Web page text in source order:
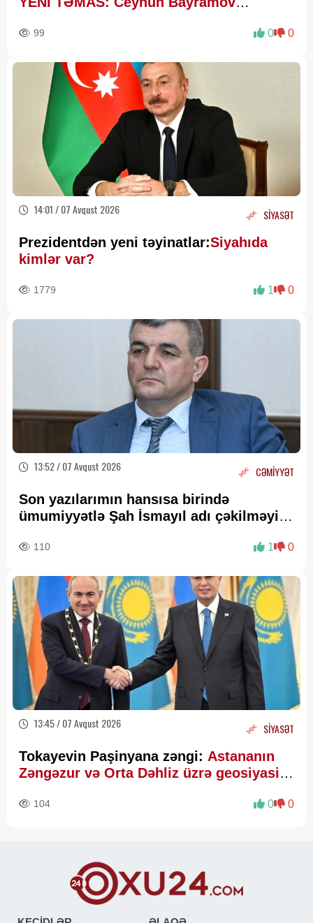
99 0 0
14:01 / 07 Avqust 2026 SİYASƏT
Prezidentdən yeni təyinatlar:Siyahıda
kimlər var?
1779 1 0
13:52 / 07 Avqust 2026 CƏMİYYƏT
Son yazılarımın hansısa birində
ümumiyyətlə Şah İsmayıl adı çəkilməyib
110 1 0
13:45 / 07 Avqust 2026 SİYASƏT
Tokayevin Paşinyana zəngi: Astananın
Zəngəzur və Orta Dəhliz üzrə geosiyasi
104 0 0